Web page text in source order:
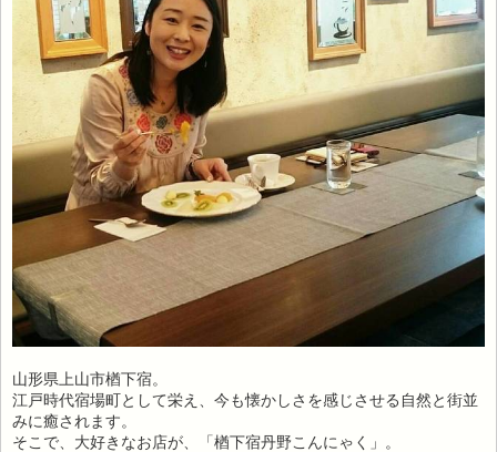
山形県上山市楢下宿。
江戸時代宿場町として栄え、今も懐かしさを感じさせる自然と街並
みに癒されます。
そこで、大好きなお店が、「楢下宿丹野こんにゃく」。